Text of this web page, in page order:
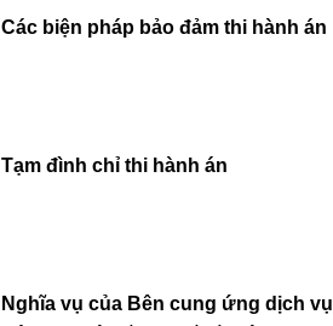
Các biện pháp bảo đảm thi hành án
Tạm đình chỉ thi hành án
Nghĩa vụ của Bên cung ứng dịch vụ